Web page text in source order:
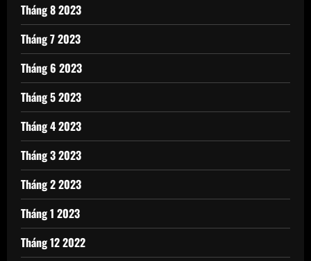
Tháng 8 2023
Tháng 7 2023
Tháng 6 2023
Tháng 5 2023
Tháng 4 2023
Tháng 3 2023
Tháng 2 2023
Tháng 1 2023
Tháng 12 2022